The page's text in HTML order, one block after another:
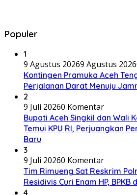
Populer
1
9 Agustus 20269 Agustus 2026
Kontingen Pramuka Aceh
Perjalanan Darat Menuju
2
9 Juli 20260 Komentar
Bupati Aceh Singkil dan Wali
Temui KPU RI, Perjuangkan
Baru
3
9 Juli 20260 Komentar
Tim Rimueng Sat Reskrim
Residivis Curi Enam HP, BPKB
4